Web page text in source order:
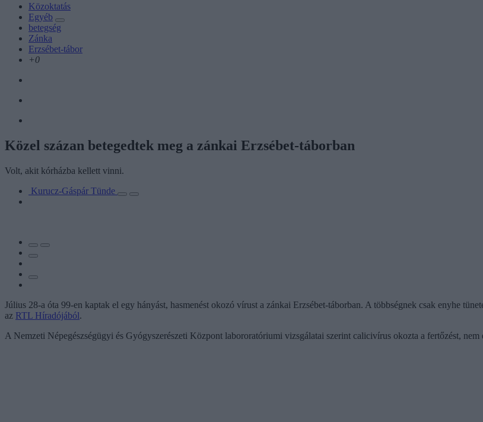
Közoktatás
Egyéb
betegség
Zánka
Erzsébet-tábor
+0
Közel százan betegedtek meg a zánkai Erzsébet-táborban
Volt, akit kórházba kellett vinni.
Kurucz-Gáspár Tünde
Július 28-a óta 99-en kaptak el egy hányást, hasmenést okozó vírust a zánkai Erzsébet-táborban. A többségnek csak enyhe
az RTL Híradójából.
A Nemzeti Népegészségügyi és Gyógyszerészeti Központ labororatóriumi vizsgálatai szerint calicivírus okozta a fertőzést,